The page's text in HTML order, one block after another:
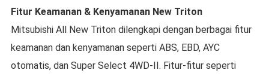
Fitur Keamanan & Kenyamanan New Triton
Mitsubishi All New Triton dilengkapi dengan berbagai fitur
keamanan dan kenyamanan seperti ABS, EBD, AYC
otomatis, dan Super Select 4WD-II. Fitur-fitur seperti